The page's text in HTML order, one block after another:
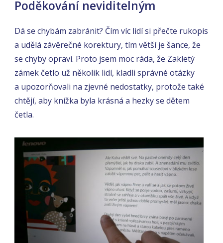
Poděkování neviditelným
Dá se chybám zabránit? Čím víc lidí si přečte rukopis
a udělá závěrečné korektury, tím větší je šance, že
se chyby opraví. Proto jsem moc ráda, že Zakletý
zámek četlo už několik lidí, kladli správné otázky
a upozorňovali na zjevné nedostatky, protože také
chtějí, aby knížka byla krásná a hezky se dětem
četla.